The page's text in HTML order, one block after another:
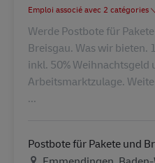
Emploi associé avec 2 catégories
Werde Postbote für
Breisgau. Was wir
inkl. 50% Weihnachtsgeld
Arbeitsmarktzulage.
...
Postbote für Pakete und